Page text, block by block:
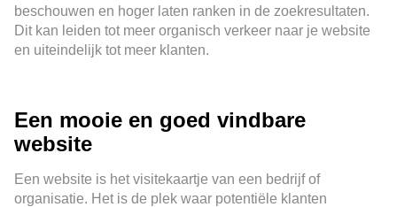
beschouwen en hoger laten ranken in de zoekresultaten.
Dit kan leiden tot meer organisch verkeer naar je website
en uiteindelijk tot meer klanten.
Een mooie en goed vindbare
website
Een website is het visitekaartje van een bedrijf of
organisatie. Het is de plek waar potentiële klanten